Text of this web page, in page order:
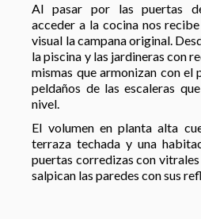
Al pasar por las puertas
acceder a la cocina nos
visual la campana original.
la piscina y las jardineras con
mismas que armonizan con el
peldaños de las escaleras
nivel.
El volumen en planta alta
terraza techada y una
puertas corredizas con
salpican las paredes con sus